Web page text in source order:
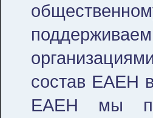
состав ЕАЕН
ЕАЕН мы